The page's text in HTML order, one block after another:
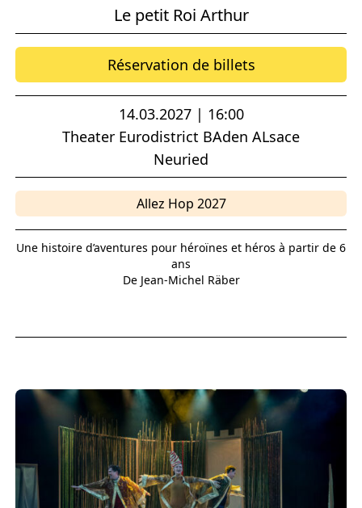
Le petit Roi Arthur
Réservation de billets
14.03.2027 | 16:00
Theater Eurodistrict BAden ALsace
Neuried
Allez Hop 2027
Une histoire d’aventures pour héroïnes et héros à partir de 6
ans
De Jean-Michel Räber